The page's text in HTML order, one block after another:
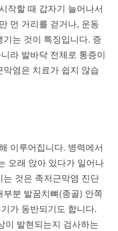
작할 때 갑자기 늘어나서
먼 거리를 걷거나, 운동
는 것이 특징입니다. 증
라 발바닥 전체로 통증이
염은 치료가 쉽지 않습
이루어집니다. 병력에서
오래 앉아 있다가 일어나
것은 족저근막염 진단
분 발꿈치뼈(종골) 안쪽
가 동반되기도 합니다.
이 발현되는지 검사하는